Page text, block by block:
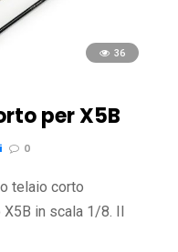
36
per X5B
0
telaio corto
in scala 1/8. Il